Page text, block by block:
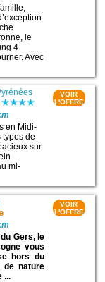
le
4
Avec
en Midi-
types de
sur
mi-
VOIR
L'OFFRE
Gers, le
vous
hors du
de nature
...
VOIR
L'OFFRE